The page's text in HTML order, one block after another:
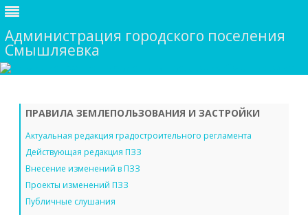
Администрация городского поселения
Смышляевка
ПРАВИЛА ЗЕМЛЕПОЛЬЗОВАНИЯ И ЗАСТРОЙКИ
Актуальная редакция градостроительного регламента
Действующая редакция ПЗЗ
Внесение изменений в ПЗЗ
Проекты изменений ПЗЗ
Публичные слушания